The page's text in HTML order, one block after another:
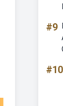
#9
#10